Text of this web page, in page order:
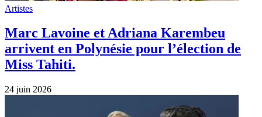
Artistes
Marc Lavoine et Adriana Karembeu
arrivent en Polynésie pour l’élection de
Miss Tahiti.
24 juin 2026